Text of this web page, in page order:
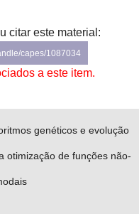
citar este material:
capes/1087034
a este item.
genéticos e evolução
otimização de funções não-